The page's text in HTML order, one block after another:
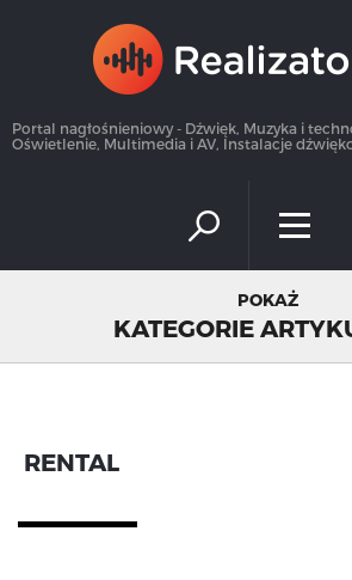
Portal nagłośnieniowy - Dźwięk, Muzyka i
Oświetlenie, Multimedia i AV, Instalacje
POKAŻ
KATEGORIE
RENTAL